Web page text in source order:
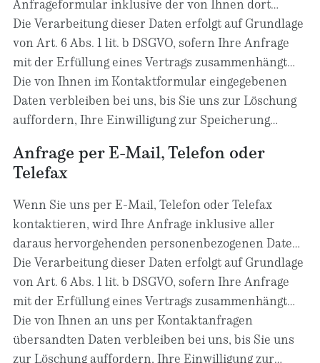
Anfrageformular inklusive der von Ihnen dort
angegebenen Kontaktdaten zwecks Bearbeitung der
Anfrage und für den Fall von Anschlussfragen bei
uns gespeichert. Diese Daten geben wir nicht ohne
Ihre Einwilligung weiter.
Die Verarbeitung dieser Daten erfolgt auf Grundlage
von Art. 6 Abs. 1 lit. b DSGVO, sofern Ihre Anfrage
mit der Erfüllung eines Vertrags zusammenhängt
oder zur Durchführung vorvertraglicher
Maßnahmen erforderlich ist. In allen übrigen Fällen
beruht die Verarbeitung auf unserem berechtigten
gerichteten Anfragen (Art. 6 Abs. 1 lit. f DSGVO) oder
auf Ihrer Einwilligung (Art. 6 Abs. 1 lit. a DSGVO)
sofern diese abgefragt wurde; die Einwilligung ist
jederzeit widerrufbar.
Die von Ihnen im Kontaktformular eingegebenen
Daten verbleiben bei uns, bis Sie uns zur Löschung
auffordern, Ihre Einwilligung zur Speicherung
Datenspeicherung entfällt (z. B. nach
abgeschlossener Bearbeitung Ihrer Anfrage).
Zwingende gesetzliche Bestimmungen –
insbesondere Aufbewahrungsfristen – bleiben
unberührt.
Anfrage per E-Mail, Telefon oder
Telefax
Wenn Sie uns per E-Mail, Telefon oder Telefax
kontaktieren, wird Ihre Anfrage inklusive aller
daraus hervorgehenden personenbezogenen Daten
(Name, Anfrage) zum Zwecke der Bearbeitung Ihres
Anliegens bei uns gespeichert und verarbeitet. Diese
Daten geben wir nicht ohne Ihre Einwilligung weiter.
Die Verarbeitung dieser Daten erfolgt auf Grundlage
von Art. 6 Abs. 1 lit. b DSGVO, sofern Ihre Anfrage
mit der Erfüllung eines Vertrags zusammenhängt
oder zur Durchführung vorvertraglicher
Maßnahmen erforderlich ist. In allen übrigen Fällen
beruht die Verarbeitung auf unserem berechtigten
Die von Ihnen an uns per Kontaktanfragen
übersandten Daten verbleiben bei uns, bis Sie uns
zur Löschung auffordern, Ihre Einwilligung zur